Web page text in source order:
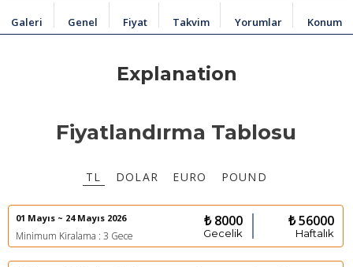
Galeri Genel Fiyat Takvim Yorumlar Konum
Explanation
Fiyatlandırma Tablosu
TL DOLAR EURO POUND
01 Mayıs ~ 24 Mayıs 2026
Minimum Kiralama : 3 Gece
₺ 8000
Gecelik
₺ 56000
Haftalık